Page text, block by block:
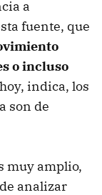
a
fuente, que
o incluso
indica, los
son de
muy amplio,
analizar